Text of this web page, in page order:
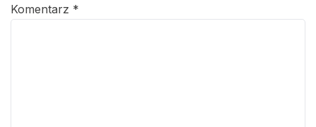
Komentarz *